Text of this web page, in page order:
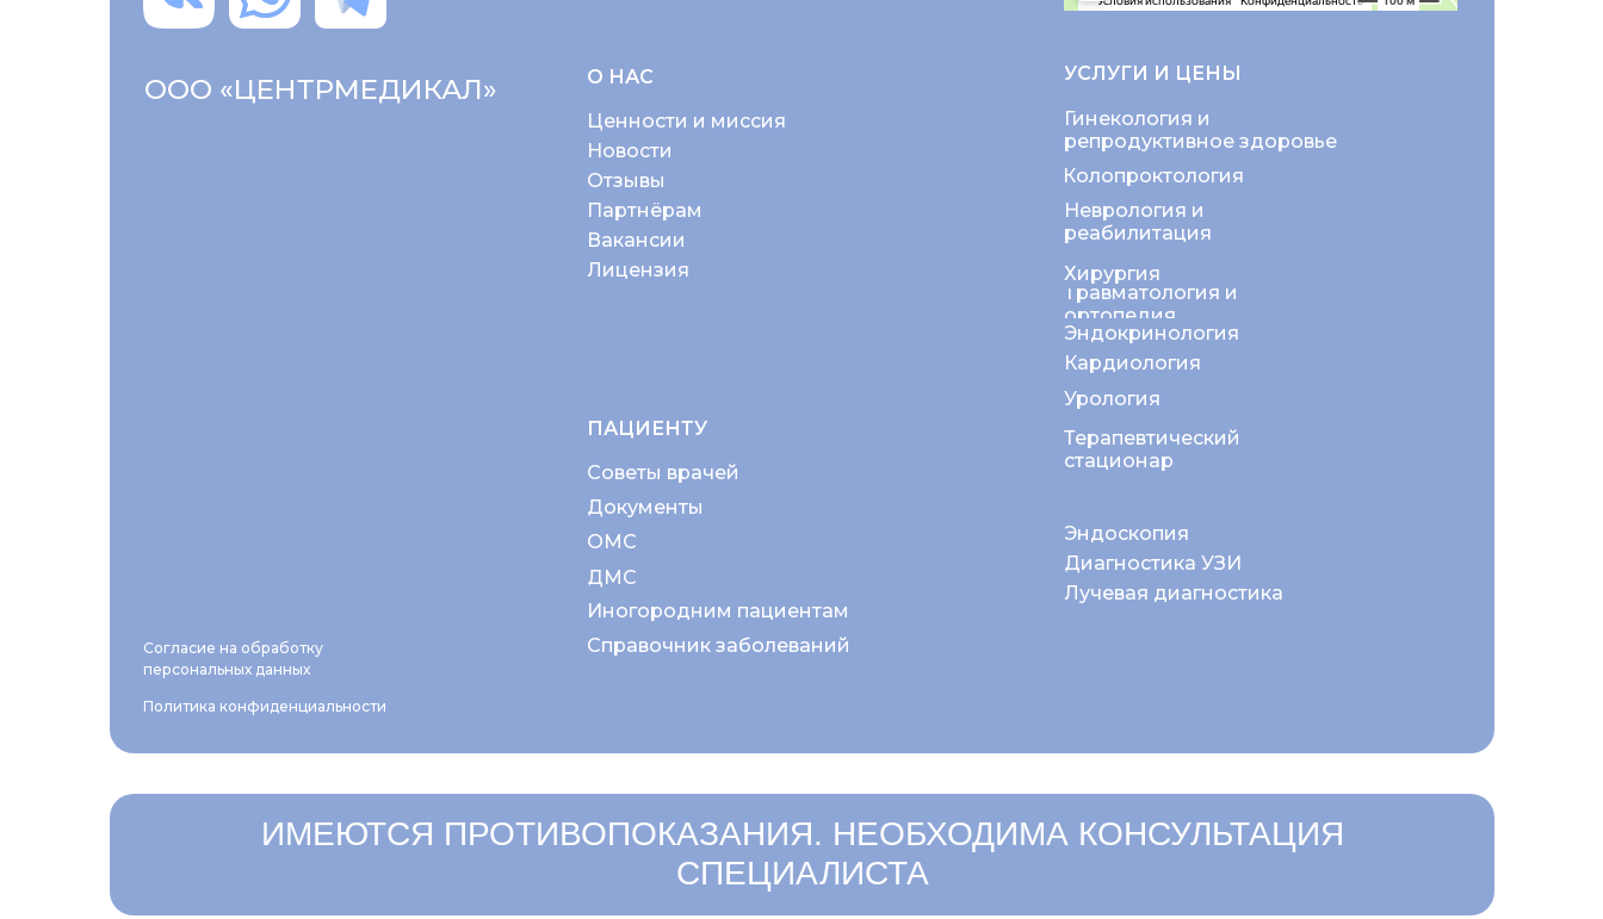
О НАС
Политика конфиденциальности
Согласие на обработку
персональных данных
Ценности и миссия
Новости
Отзывы
Партнёрам
Вакансии
Лицензия
Неврология и
реабилитация
Колопроктология
Хирургия
Гинекология и
репродуктивное здоровье
Диагностика УЗИ
Эндоскопия
Травматология и
ортопедия
Эндокринология
Терапевтический
стационар
Кардиология
Урология
Лучевая диагностика
УСЛУГИ И ЦЕНЫ
ПАЦИЕНТУ
Советы врачей
ОМС
Документы
ДМС
Иногородним пациентам
Справочник заболеваний
ООО «ЦЕНТРМЕДИКАЛ»
ИМЕЮТСЯ ПРОТИВОПОКАЗАНИЯ. НЕОБХОДИМА КОНСУЛЬТАЦИЯ
СПЕЦИАЛИСТА